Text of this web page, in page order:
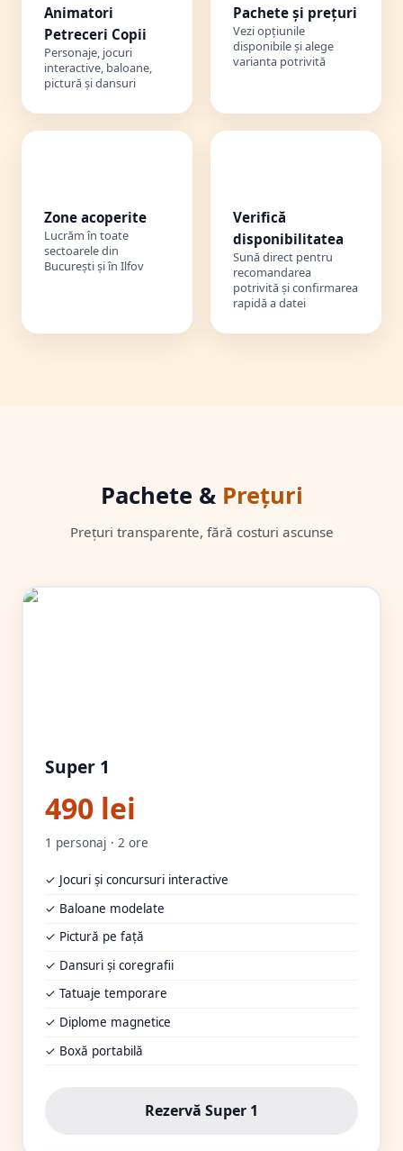
Animatori
Petreceri Copii
Personaje, jocuri
interactive, baloane,
pictură și dansuri
Pachete și prețuri
Vezi opțiunile
disponibile și alege
varianta potrivită
Zone acoperite
Lucrăm în toate
sectoarele din
București și în Ilfov
Verifică
disponibilitatea
Sună direct pentru
recomandarea
potrivită și confirmarea
rapidă a datei
Pachete & Prețuri
Prețuri transparente, fără costuri ascunse
Super 1
490 lei
1 personaj · 2 ore
✓ Jocuri și concursuri interactive
✓ Baloane modelate
✓ Pictură pe față
✓ Dansuri și coregrafii
✓ Tatuaje temporare
✓ Diplome magnetice
✓ Boxă portabilă
Rezervă Super 1